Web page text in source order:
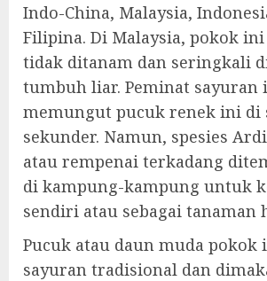
Indo-China, Malaysia,
Filipina. Di Malaysia, pokok ini
tidak ditanam dan seringkali
tumbuh liar. Peminat sayuran
memungut pucuk renek ini di
sekunder. Namun, spesies
atau rempenai terkadang
di kampung-kampung untuk
sendiri atau sebagai tanaman
Pucuk atau daun muda pokok
sayuran tradisional dan